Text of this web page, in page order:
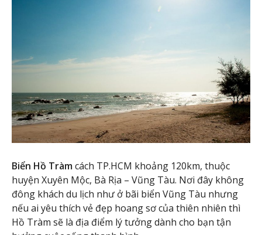
Biển Hồ Tràmcách TP.HCM khoảng 120km, thuộc
huyện Xuyên Mộc, Bà Rịa – Vũng Tàu. Nơi đây không
đông khách du lịch như ở bãi biển Vũng Tàu nhưng
nếu ai yêu thích vẻ đẹp hoang sơ của thiên nhiên thì
Hồ Tràm sẽ là địa điểm lý tưởng dành cho bạn tận